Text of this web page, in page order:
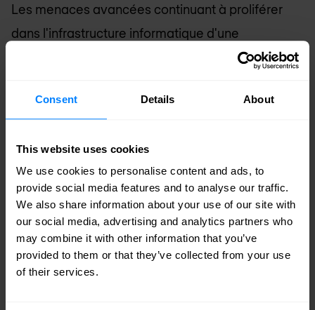
Consent Details About
This website uses cookies
We use cookies to personalise content and ads, to
provide social media features and to analyse our traffic.
We also share information about your use of our site with
our social media, advertising and analytics partners who
may combine it with other information that you’ve
provided to them or that they’ve collected from your use
of their services.
Les menaces avancées continuant à proliférer
dans l'infrastructure informatique d'une
entreprise, la chasse aux menaces est devenue
sécurité d'élite, la chasse aux menaces adopte
menaces. La chasse aux menaces était une
progression naturelle de la sécurité, réservée aux
environnements les plus matures, dans lesquels
un personnel qualifié exploite les connaissances
et les outils pour formuler et étudier des
hypothèses relatives à la sécurité de leur